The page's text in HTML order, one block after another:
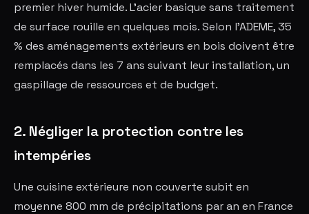
premier hiver humide. L'acier basique sans traitement
de surface rouille en quelques mois. Selon l'ADEME, 35
% des aménagements extérieurs en bois doivent être
remplacés dans les 7 ans suivant leur installation, un
gaspillage de ressources et de budget.
2. Négliger la protection contre les
intempéries
Une cuisine extérieure non couverte subit en
moyenne 800 mm de précipitations par an en France